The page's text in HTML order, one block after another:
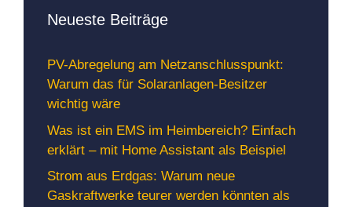
Neueste Beiträge
PV-Abregelung am Netzanschlusspunkt:
Warum das für Solaranlagen-Besitzer
wichtig wäre
Was ist ein EMS im Heimbereich? Einfach
erklärt – mit Home Assistant als Beispiel
Strom aus Erdgas: Warum neue
Gaskraftwerke teurer werden könnten als